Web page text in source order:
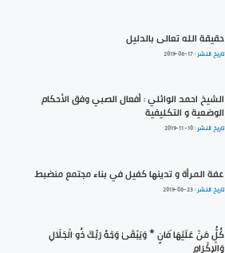
حقيقة الله تعالى بالدليل
تاريخ النشر :2019-06-17
الشيخ احمد الوائلي : أفعال الصبي وفق الأحكام
الوضعية و التكليفية
تاريخ النشر :2019-11-10
عفة المرأة و تدينها كفيل في بناء مجتمع منضبط
تاريخ النشر :2019-06-23
كُلُّ مَنْ عَلَيْهَا فَانٍ * وَيَبْقَىٰ وَجْهُ رَبِّكَ ذُو الْجَلَالِ
وَالْإِكْرَامِ